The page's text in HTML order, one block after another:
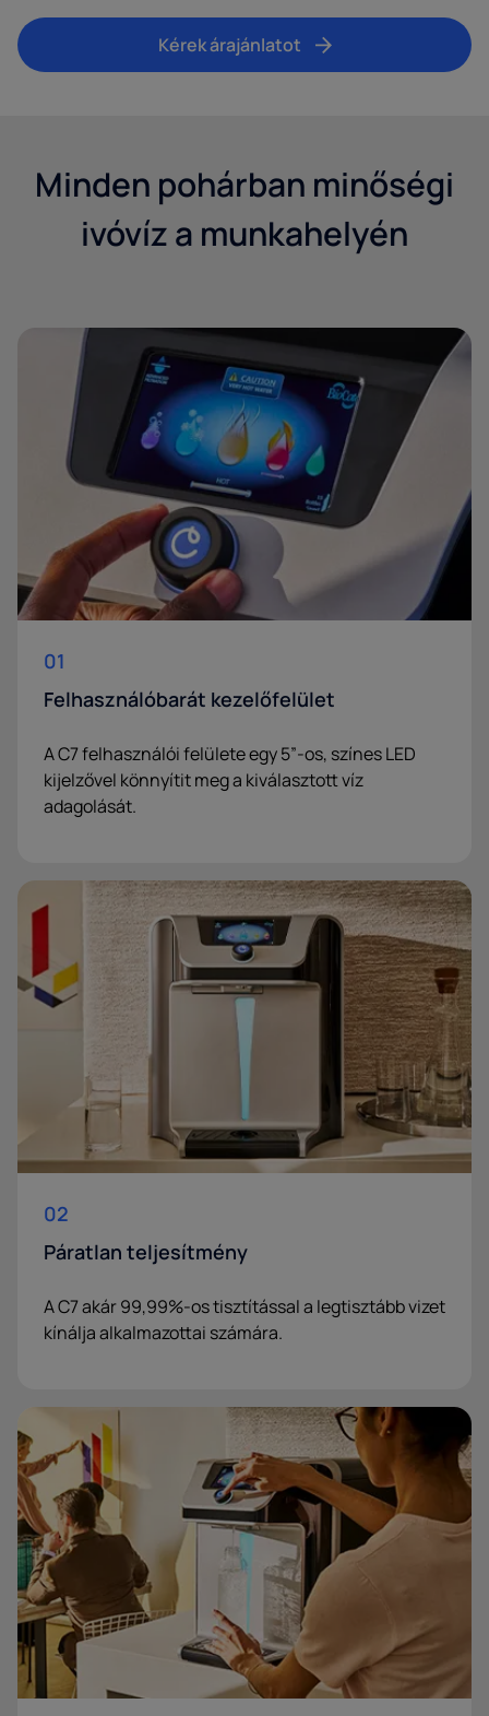
Kérek árajánlatot
Minden pohárban minőségi
ivóvíz a munkahelyén
01
Felhasználóbarát kezelőfelület
A C7 felhasználói felülete egy 5”-os, színes LED
kijelzővel könnyítit meg a kiválasztott víz
adagolását.
02
Páratlan teljesítmény
A C7 akár 99,99%-os tisztítással a legtisztább vizet
kínálja alkalmazottai számára.